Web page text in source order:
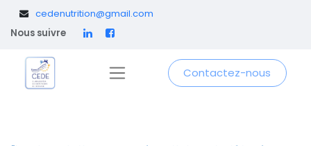
cedenutrition@gmail.com
Nous suivre
Contactez-nous